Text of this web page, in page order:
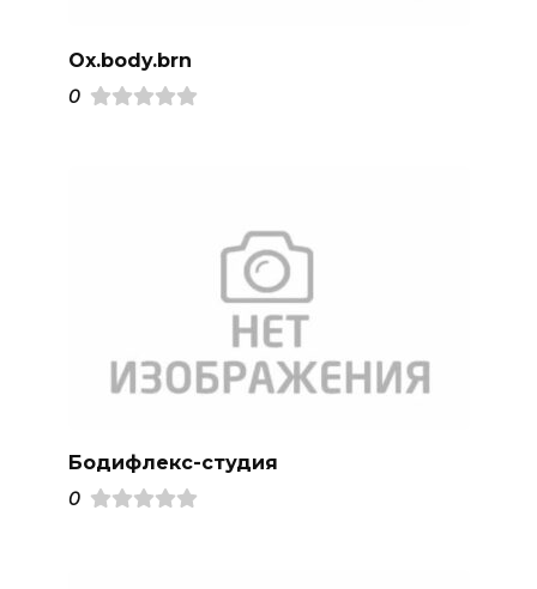
Ox.body.brn
0
Бодифлекс-студия
0